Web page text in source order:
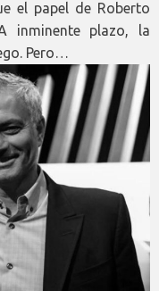
el papel de Roberto
inminente plazo, la
Pero…